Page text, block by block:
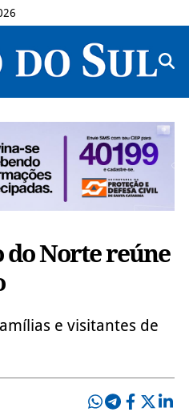
do Norte reúne
e visitantes de